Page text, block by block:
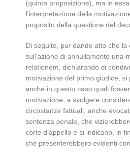
(quinta proposizione), ma in
l’interpretazione della
proposito della questione del
Di seguito, pur dando atto che
sull’azione di annullamento una
relationem, dichiarando di
motivazione del primo giudice, si
anche in questo caso quali
motivazione, a svolgere
circostanze fattuali, anche
sentenza penale, che
corte d’appello e si indicano, in
che presenterebbero evidenti